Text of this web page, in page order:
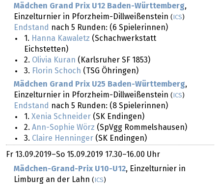
Mädchen Grand Prix U12 Baden-Württemberg,
Einzelturnier in Pforzheim-Dillweißenstein ( ICS)
Endstand nach 5 Runden: (6 Spielerinnen)
1. Hanna Kawaletz (Schachwerkstatt
Eichstetten)
2. Olivia Kuran (Karlsruher SF 1853)
3. Florin Schoch (TSG Öhringen)
Mädchen Grand Prix U25 Baden-Württemberg,
Einzelturnier in Pforzheim-Dillweißenstein ( ICS)
Endstand nach 5 Runden: (8 Spielerinnen)
1. Xenia Schneider(SK Endingen)
2. Ann-Sophie Wörz (SpVgg Rommelshausen)
3. Claire Henninger(SK Endingen)
Fr 13.09.2019–So 15.09.2019 17.30–16.00 Uhr
Mädchen-Grand-Prix U10-U12, Einzelturnier in
Limburg an der Lahn ( ICS)